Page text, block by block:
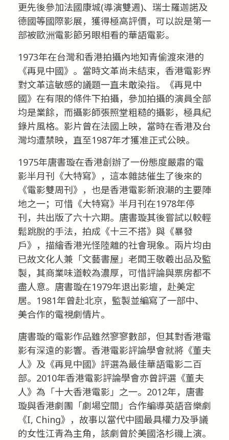
更先後參加法國康城(導演雙週)、瑞士羅迦諾及
德國等國際影展，獲得極高評價，可以說是第一
部被歐洲電影節另眼相看的華語電影。
1973年在台灣和香港拍攝內地知青偷渡來港的
《再見中國》。當時文革尚未結束，香港電影界
對文革這敏感的議題一直未敢染指。《再見中
國》在有限的條件下拍攝，參加拍攝的演員全部
均是業餘，而攝影師張照堂粗糙的攝影，極具紀
錄片風格。影片曾在法國上映，當時在香港及台
灣均遭禁映，直至1987年才獲准正式公映。
1975年唐書璇在香港創辦了一份態度嚴肅的電
影半月刊《大特寫》，這本雜誌催生了後來的
《電影雙周刊》，也是香港電影新浪潮的主要陣
地之一；可惜《大特寫》半月刊在1978年停
刊，共出版了六十六期。唐書璇其後嘗試以較輕
鬆跳脫的手法，拍成《十三不搭》與《暴發
戶》，描繪香港光怪陸離的社會現象。兩片均由
已故文化人兼「文藝書屋」老闆王敬羲出品及監
製，其商業味道較為濃厚，可惜評論與票房都不
盡人意。唐書璇在1979年退出影壇，赴美定
居。1981年曾赴北京，監製並編寫了一部中、
美合作的電視劇情片。
唐書璇的電影作品雖然寥寥數部，但其對香港電
影有深遠的影響。香港電影評論學會就將《董夫
人》及《再見中國》評選為最佳華語電影二百
部。2010年香港電影評論學會亦曾評選《董夫
人》為「十大香港電影」之一。2012年，唐書
璇與香港劇團「劇場空間」合作編導英語音樂劇
《I, Ching》，故事以當代中國最具權力及爭議
的女性江青為主角，該劇曾於美國洛杉磯上演。